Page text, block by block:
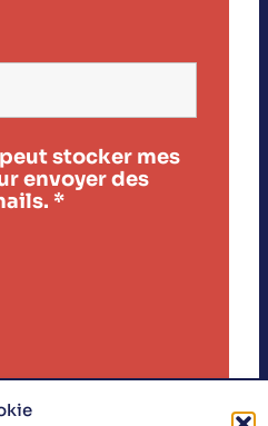
stocker mes
envoyer des
*